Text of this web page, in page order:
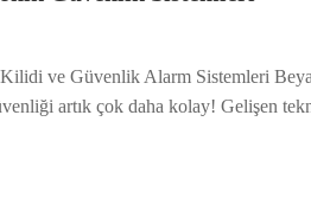
Kilidi ve Güvenlik Alarm Sistemleri
artık çok daha kolay! Gelişen